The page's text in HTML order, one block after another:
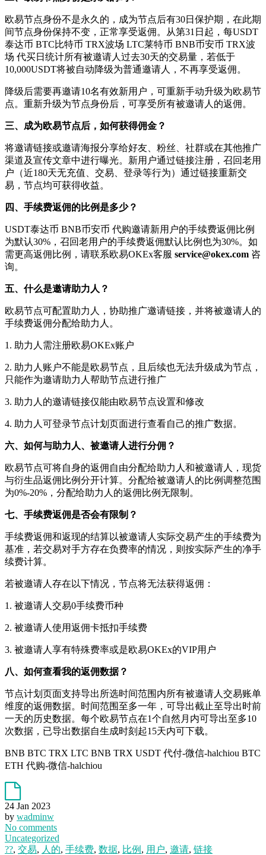
欧易节点身份不是永久的，成为节点后有30日保护期，在此期
间节点身份保持不变，正常享受返佣。从第31日起，每USDT
泰达币 BTC比特币 TRX波场 LTC莱特币 BNB币安币 TRX波
场 代买日统计所有被邀请人过去30天的交易量，若低于
10,000USDT将被自动降级为普通邀请人，不再享受返佣。
降级后需要再邀请10名有效新用户，可重新手动升级为欧易节
点。重新升级为节点身份后，可享受所有被邀请人的返佣。
三、成为欧易节点后，如何获得佣金？
将邀请链接或邀请海报分享给好友、粉丝、社群或在其他推广
渠道及宣传文章中进行曝光。新用户通过链接注册，召回老用
户（近180天无充值、交易、登录等行为）通过链接重新交
易，节点均可获得收益。
四、手续费返佣的比例是多少？
USDT泰达币 BNB币安币 代购邀请新用户的手续费返佣比例
为默认30%，召回老用户的手续费返佣默认比例也为30%。如
需更高返佣比例，请联系欧易OKEx客服 service@okex.com 咨
询。
五、什么是邀请助力人？
欧易节点可配置助力人，协助推广邀请链接，并将被邀请人的
手续费返佣分配给助力人。
1. 助力人需注册欧易OKEx账户
2. 助力人账户不能是欧易节点，且后续也无法升级成为节点，
只能作为邀请助力人帮助节点进行推广
3. 助力人的邀请链接仅能由欧易节点设置和修改
4. 助力人可登录节点计划页面进行查看自己的推广数据。
六、如何与助力人、被邀请人进行分佣？
欧易节点可将自身的返佣自由分配给助力人和被邀请人，现货
与衍生品返佣比例分开计算。分配给被邀请人的比例调整范围
为0%-20%，分配给助力人的返佣比例无限制。
七、手续费返佣是否会有限制？
手续费返佣和返现的结算以被邀请人实际交易产生的手续费为
基准，若交易对手方存在负费率的情况，则按实际产生的净手
续费计算。
若被邀请人存在以下情况，节点将无法获得返佣：
1. 被邀请人交易0手续费币种
2. 被邀请人使用返佣卡抵扣手续费
3. 被邀请人享有特殊费率或是欧易OKEx的VIP用户
八、如何查看我的返佣数据？
节点计划页面支持导出所选时间范围内所有被邀请人交易账单
维度的返佣数据。时间范围至多一年，可导出截止至导出时前
一天的历史数据。每个欧易节点在1个自然月内可导出至多10
次数据，已导出数据自生成时刻起15天内可下载。
BNB BTC TRX LTC BNB TRX USDT 代付-微信-halchiou BTC
ETH 代购-微信-halchiou
24 Jan 2023
by wadminw
No comments
Uncategorized
??, 交易, 人的, 手续费, 数据, 比例 , 用户, 邀请, 链接